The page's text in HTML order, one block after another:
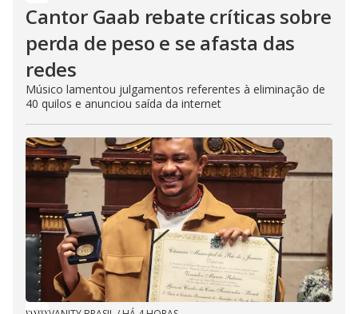
Cantor Gaab rebate críticas sobre
perda de peso e se afasta das
redes
Músico lamentou julgamentos referentes à eliminação de
40 quilos e anunciou saída da internet